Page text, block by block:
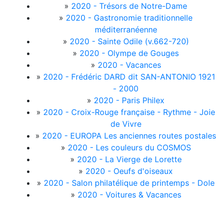
» 2020 - Trésors de Notre-Dame
» 2020 - Gastronomie traditionnelle
méditerranéenne
» 2020 - Sainte Odile (v.662-720)
» 2020 - Olympe de Gouges
» 2020 - Vacances
» 2020 - Frédéric DARD dit SAN-ANTONIO 1921
- 2000
» 2020 - Paris Philex
» 2020 - Croix-Rouge française - Rythme - Joie
de Vivre
» 2020 - EUROPA Les anciennes routes postales
» 2020 - Les couleurs du COSMOS
» 2020 - La Vierge de Lorette
» 2020 - Oeufs d'oiseaux
» 2020 - Salon philatélique de printemps - Dole
» 2020 - Voitures & Vacances